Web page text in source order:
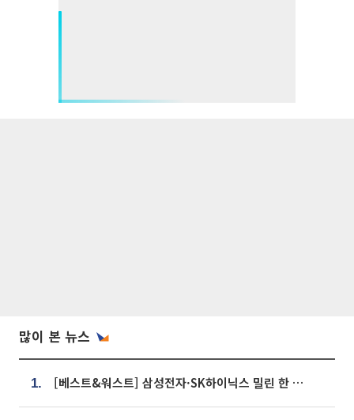
많이 본 뉴스
1. [베스트&워스트] 삼성전자·SK하이닉스 밀린 한 주…상상인증권은 85% 급등